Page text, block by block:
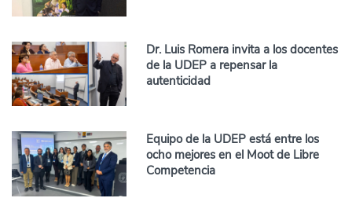
Dr. Luis Romera invita a los docentes
de la UDEP a repensar la
autenticidad
Equipo de la UDEP está entre los
ocho mejores en el Moot de Libre
Competencia